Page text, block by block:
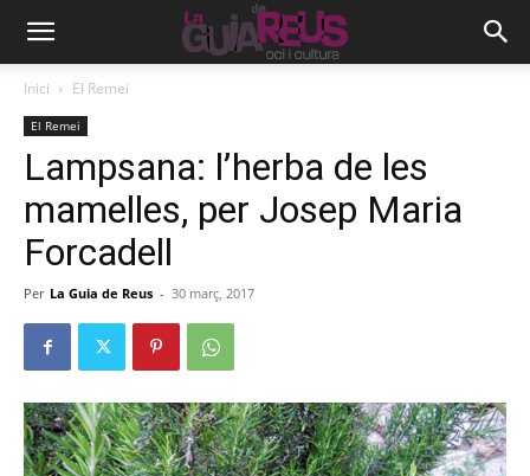
Inici El Remei
El Remei
Lampsana: l’herba de les
mamelles, per Josep Maria
Forcadell
Per La Guia de Reus - 30 març, 2017